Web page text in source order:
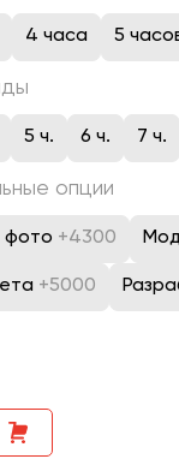
4 часа 5
5 ч. 6 ч. 7 ч.
опции
фото +4300
+5000